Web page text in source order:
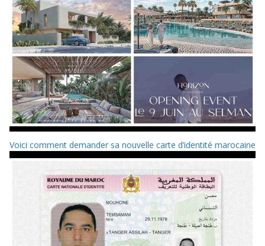
Voici comment demander sa nouvelle carte d’identité marocaine